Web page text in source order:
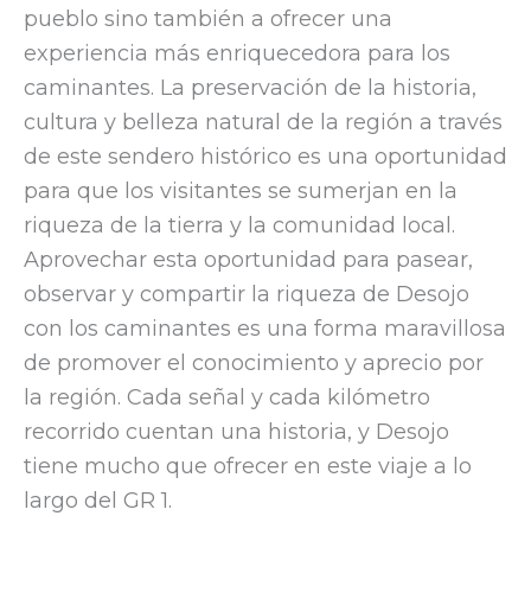
pueblo sino también a ofrecer una
experiencia más enriquecedora para los
caminantes. La preservación de la historia,
cultura y belleza natural de la región a través
de este sendero histórico es una oportunidad
para que los visitantes se sumerjan en la
riqueza de la tierra y la comunidad local.
Aprovechar esta oportunidad para pasear,
observar y compartir la riqueza de Desojo
con los caminantes es una forma maravillosa
de promover el conocimiento y aprecio por
la región. Cada señal y cada kilómetro
recorrido cuentan una historia, y Desojo
tiene mucho que ofrecer en este viaje a lo
largo del GR 1.